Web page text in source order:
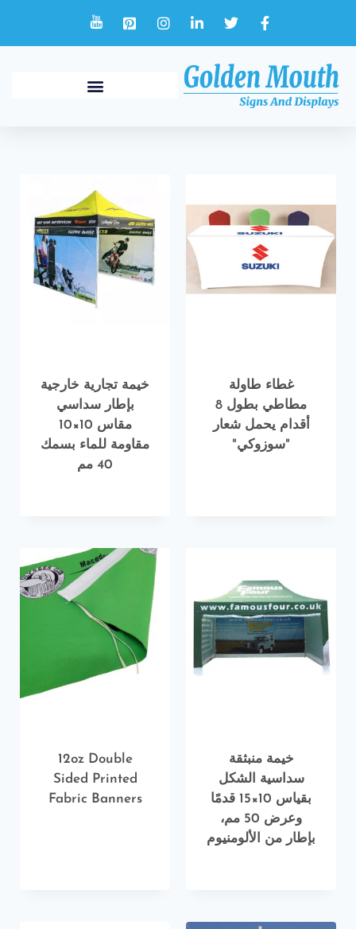
غطاء طاولة
مطاطي بطول 8
أقدام يحمل شعار
"سوزوكي"
خيمة تجارية خارجية
بإطار سداسي
مقاس 10×10
مقاومة للماء بسمك
40 مم
خيمة منبثقة
سداسية الشكل
بقياس 10×15 قدمًا
وعرض 50 مم،
بإطار من الألومنيوم
12oz Double
Sided Printed
Fabric Banners